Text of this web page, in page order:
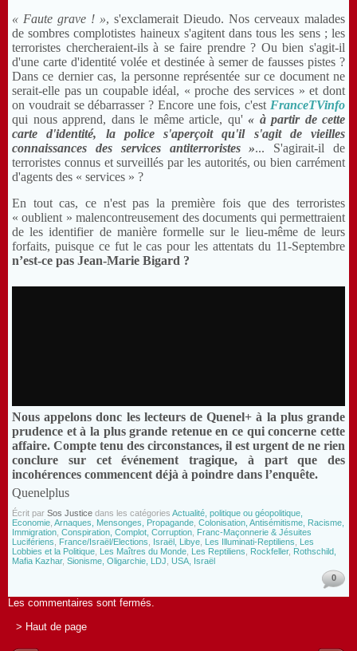
« Faute grave ! », s'exclamerait Dieudo. Nos cerveaux malades
de sombres complotistes haineux s'agitent dans tous les sens ; les
terroristes chercheraient-ils à se faire prendre ? Ou bien s'agit-il
d'une carte d'identité volée et destinée à semer de fausses pistes ?
Dans ce dernier cas, la personne représentée sur ce document ne
serait-elle pas un coupable idéal, « proche des services » et dont
on voudrait se débarrasser ? Encore une fois, c'est FranceTVinfo
qui nous apprend, dans le même article, qu' « à partir de cette
carte d'identité, la police s'aperçoit qu'il s'agit de vieilles
connaissances des services antiterroristes »... S'agirait-il de
terroristes connus et surveillés par les autorités, ou bien carrément
d'agents des « services » ?
En tout cas, ce n'est pas la première fois que des terroristes
« oublient » malencontreusement des documents qui permettraient
de les identifier de manière formelle sur le lieu-même de leurs
forfaits, puisque ce fut le cas pour les attentats du 11-Septembre
n’est-ce pas Jean-Marie Bigard ?
Nous appelons donc les lecteurs de Quenel+ à la plus grande
prudence et à la plus grande retenue en ce qui concerne cette
affaire. Compte tenu des circonstances, il est urgent de ne rien
conclure sur cet événement tragique, à part que des
incohérences commencent déjà à poindre dans l’enquête.
Quenelplus
Écrit par Sos Justice dans les catégories Actualité, politique ou géopolitique,
Economie Arnaques, Mensonges, Propagande Colonisation, Antisémitisme, Racisme,
Immigration Conspiration, Complot, Corruption Franc-Maçonnerie & Jésuites
Lucifériens
France/Israël/Elections Israël, Libye Les Illuminati-Reptiliens
Les
Lobbies et la Politique Les Maîtres du Monde Les Reptiliens Rockfeller, Rothschild,
Mafia Kazhar, Sionisme, Oligarchie, LDJ USA, Israël
0
Les commentaires sont fermés.
> Haut de page